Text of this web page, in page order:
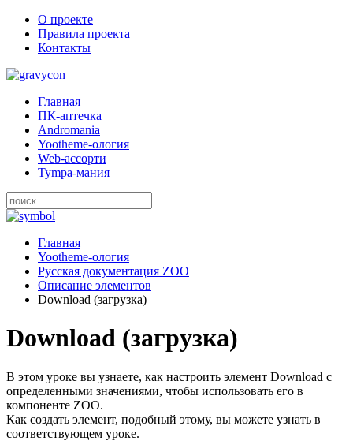
О проекте
Правила проекта
Контакты
Главная
ПК-аптечка
Andromania
Yootheme-ология
Web-ассорти
Tympa-мания
Главная
Yootheme-ология
Русская документация ZOO
Описание элементов
Download (загрузка)
Download (загрузка)
В этом уроке вы узнаете, как настроить элемент Download с
определенными значениями, чтобы использовать его в
компоненте ZOO.
Как создать элемент, подобный этому, вы можете узнать в
соответствующем уроке.